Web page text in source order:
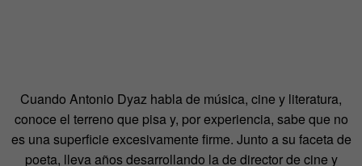
Cuando Antonio Dyaz habla de música, cine y literatura,
conoce el terreno que pisa y, por experiencia, sabe que no
es una superficie excesivamente firme. Junto a su faceta de
poeta, lleva años desarrollando la de director de cine y